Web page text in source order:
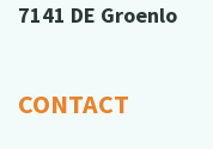
7141 DE Groenlo
CONTACT